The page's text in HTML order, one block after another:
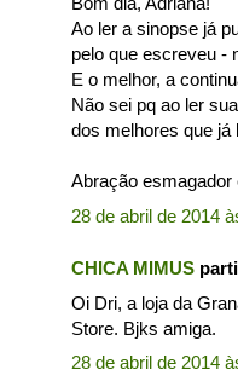
Ao ler a sinopse já
pelo que escreveu -
E o melhor, a
Não sei pq ao ler
dos melhores que já
Abração esmagador
28 de abril de 2014
CHICA MIMUS
Oi Dri, a loja da
Store. Bjks amiga.
28 de abril de 2014